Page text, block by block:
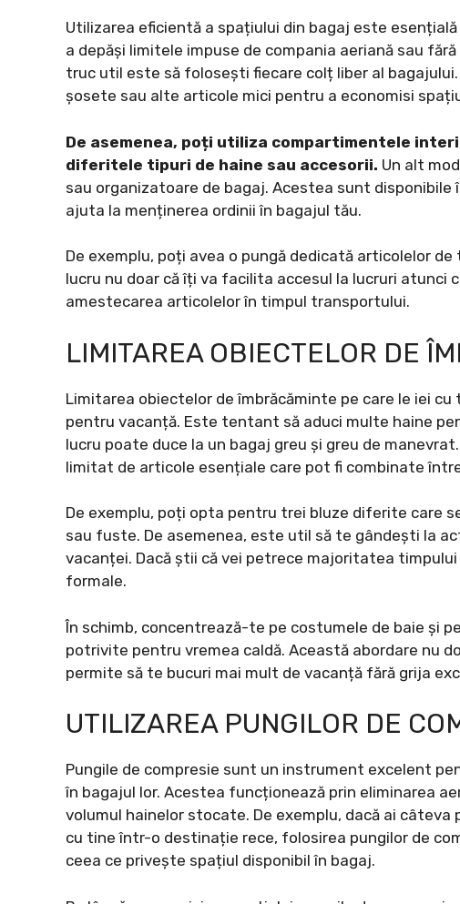
Utilizarea eficientă a spațiului din bagaj este
a depăși limitele impuse de compania aeriană sau
truc util este să folosești fiecare colț liber al
șosete sau alte articole mici pentru a economisi
De asemenea, poți utiliza compartimentele
diferitele tipuri de haine sau accesorii. Un alt
sau organizatoare de bagaj. Acestea sunt
ajuta la menținerea ordinii în bagajul tău.
De exemplu, poți avea o pungă dedicată articolelor
lucru nu doar că îți va facilita accesul la lucruri atunci
amestecarea articolelor în timpul transportului.
LIMITAREA OBIECTELOR DE
Limitarea obiectelor de îmbrăcăminte pe care le iei
pentru vacanță. Este tentant să aduci multe haine
lucru poate duce la un bagaj greu și greu de
limitat de articole esențiale care pot fi combinate
De exemplu, poți opta pentru trei bluze diferite care
sau fuste. De asemenea, este util să te gândești la
vacanței. Dacă știi că vei petrece majoritatea
formale.
În schimb, concentrează-te pe costumele de baie și
potrivite pentru vremea caldă. Această abordare nu
permite să te bucuri mai mult de vacanță fără grija
UTILIZAREA PUNGILOR DE
Pungile de compresie sunt un instrument excelent
în bagajul lor. Acestea funcționează prin eliminarea
volumul hainelor stocate. De exemplu, dacă ai
cu tine într-o destinație rece, folosirea pungilor de
ceea ce privește spațiul disponibil în bagaj.